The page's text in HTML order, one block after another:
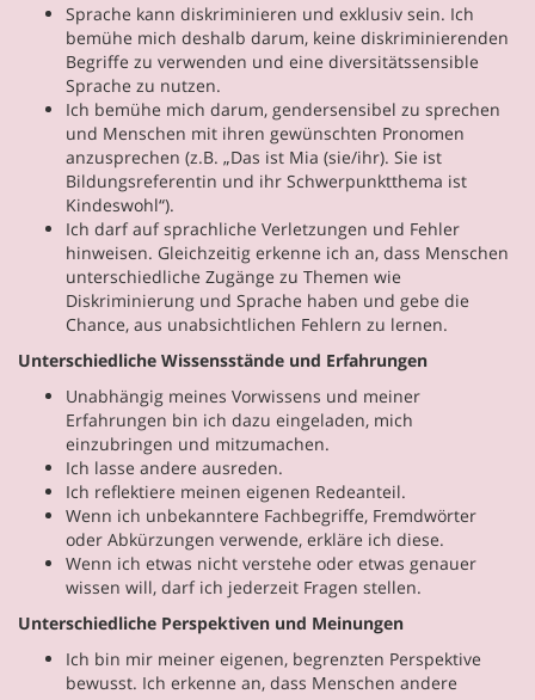
Sprache kann diskriminieren und exklusiv sein. Ich
bemühe mich deshalb darum, keine diskriminierenden
Begriffe zu verwenden und eine diversitätssensible
Sprache zu nutzen.
Ich bemühe mich darum, gendersensibel zu sprechen
und Menschen mit ihren gewünschten Pronomen
anzusprechen (z.B. „Das ist Mia (sie/ihr). Sie ist
Bildungsreferentin und ihr Schwerpunktthema ist
Kindeswohl“).
Ich darf auf sprachliche Verletzungen und Fehler
hinweisen. Gleichzeitig erkenne ich an, dass Menschen
unterschiedliche Zugänge zu Themen wie
Diskriminierung und Sprache haben und gebe die
Chance, aus unabsichtlichen Fehlern zu lernen.
Unterschiedliche Wissensstände und Erfahrungen
Unabhängig meines Vorwissens und meiner
Erfahrungen bin ich dazu eingeladen, mich
einzubringen und mitzumachen.
Ich lasse andere ausreden.
Ich reflektiere meinen eigenen Redeanteil.
Wenn ich unbekanntere Fachbegriffe, Fremdwörter
oder Abkürzungen verwende, erkläre ich diese.
Wenn ich etwas nicht verstehe oder etwas genauer
wissen will, darf ich jederzeit Fragen stellen.
Unterschiedliche Perspektiven und Meinungen
Ich bin mir meiner eigenen, begrenzten Perspektive
bewusst. Ich erkenne an, dass Menschen andere